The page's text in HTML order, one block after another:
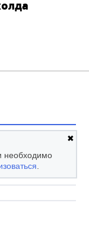
✖
необходимо
.